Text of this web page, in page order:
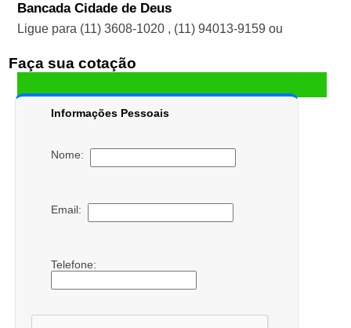
Bancada Cidade de Deus
Ligue para (11) 3608-1020 , (11) 94013-9159 ou
Faça sua cotação
Informações Pessoais
Nome:
Email:
Telefone: